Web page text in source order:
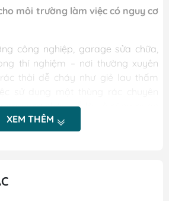
môi trường làm việc có nguy cơ
công nghiệp, garage sửa chữa,
thí nghiệm – nơi thường xuyên
thải dễ cháy như giẻ lau thấm
nguy cơ cháy nổ là vô cùng quan
biệt,BlueOWC-80S
an toàn tối đa.
bật:
XEM THÊM